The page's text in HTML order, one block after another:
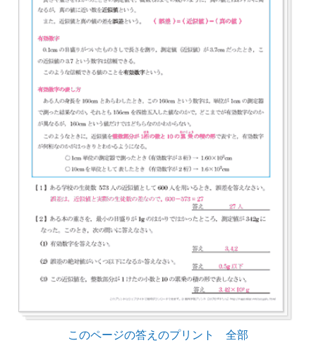
このページの答えのプリント 全部